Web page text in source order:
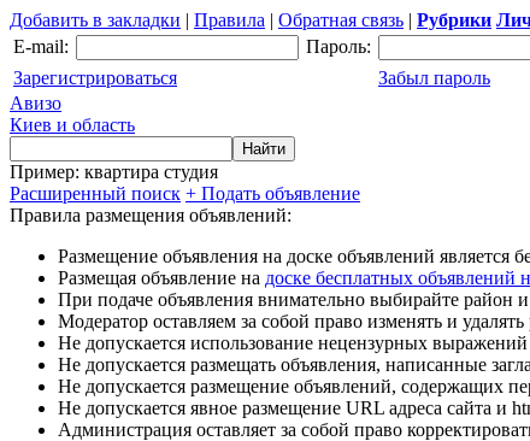
Добавить в закладки | Правила | Обратная связь | Рубрики
E-mail:
Пароль:
Зарегистрироваться
Забыл пароль
Авизо
Киев и область
Пример: квартира студия
Расширенный поиск + Подать объявление
Правила размещения объявлений:
Размещение объявления на доске объявлений является
Размещая объявление на доске бесплатных объявлений
При подаче объявления внимательно выбирайте район
Модератор оставляем за собой право изменять и
Не допускается использование нецензурных
Не допускается размещать объявления, написанные
Не допускается размещение объявлений, содержащих
Не допускается явное размещение URL адреса сайта и
Администрация оставляет за собой право